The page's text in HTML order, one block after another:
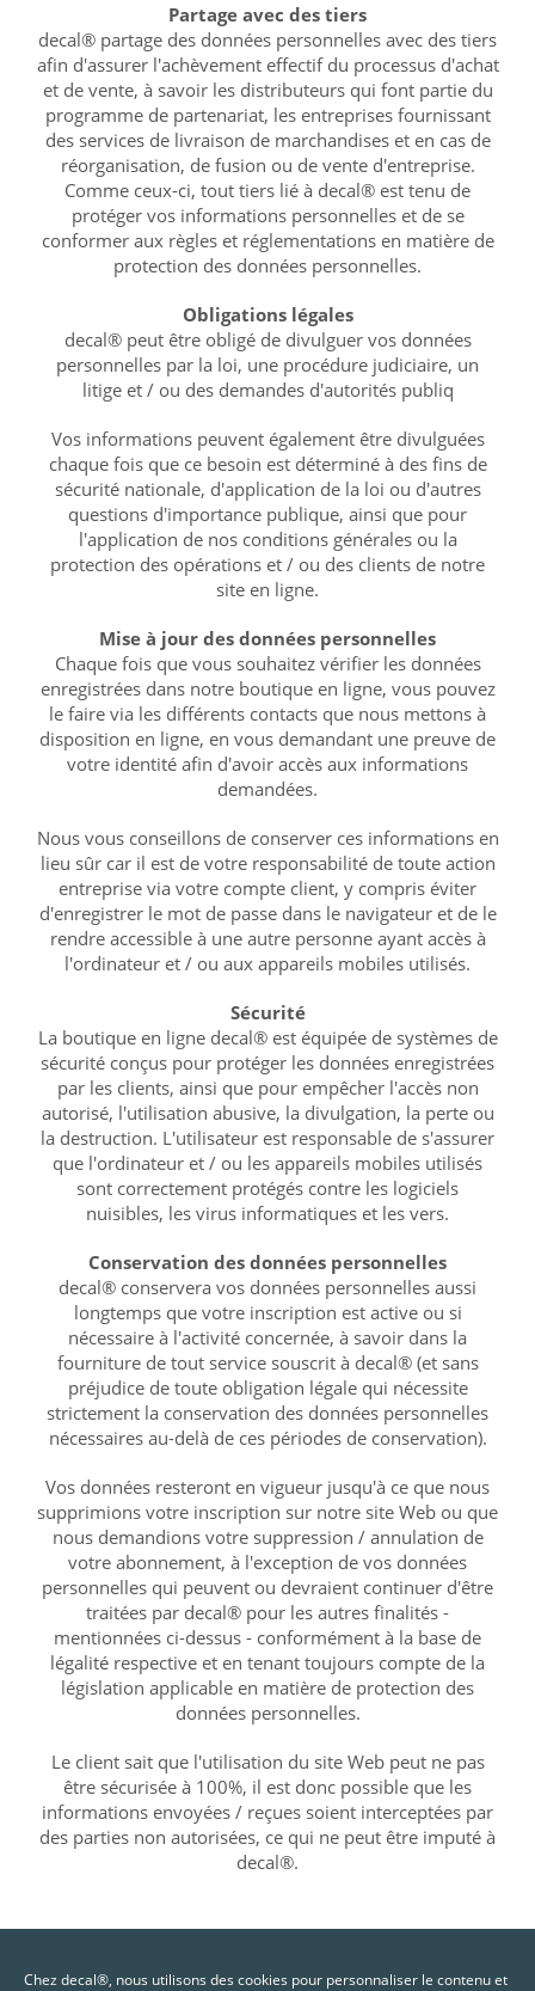
Partage avec des tiers
decal® partage des données personnelles avec des tiers
afin d'assurer l'achèvement effectif du processus d'achat
et de vente, à savoir les distributeurs qui font partie du
programme de partenariat, les entreprises fournissant
des services de livraison de marchandises et en cas de
réorganisation, de fusion ou de vente d'entreprise.
Comme ceux-ci, tout tiers lié à decal® est tenu de
protéger vos informations personnelles et de se
conformer aux règles et réglementations en matière de
protection des données personnelles.
Obligations légales
decal® peut être obligé de divulguer vos données
personnelles par la loi, une procédure judiciaire, un
litige et / ou des demandes d'autorités publiq
Vos informations peuvent également être divulguées
chaque fois que ce besoin est déterminé à des fins de
sécurité nationale, d'application de la loi ou d'autres
questions d'importance publique, ainsi que pour
l'application de nos conditions générales ou la
protection des opérations et / ou des clients de notre
site en ligne.
Mise à jour des données personnelles
Chaque fois que vous souhaitez vérifier les données
enregistrées dans notre boutique en ligne, vous pouvez
le faire via les différents contacts que nous mettons à
disposition en ligne, en vous demandant une preuve de
votre identité afin d'avoir accès aux informations
demandées.
Nous vous conseillons de conserver ces informations en
lieu sûr car il est de votre responsabilité de toute action
entreprise via votre compte client, y compris éviter
d'enregistrer le mot de passe dans le navigateur et de le
rendre accessible à une autre personne ayant accès à
l'ordinateur et / ou aux appareils mobiles utilisés.
Sécurité
La boutique en ligne decal® est équipée de systèmes de
sécurité conçus pour protéger les données enregistrées
par les clients, ainsi que pour empêcher l'accès non
autorisé, l'utilisation abusive, la divulgation, la perte ou
la destruction. L'utilisateur est responsable de s'assurer
que l'ordinateur et / ou les appareils mobiles utilisés
sont correctement protégés contre les logiciels
nuisibles, les virus informatiques et les vers.
Conservation des données personnelles
decal® conservera vos données personnelles aussi
longtemps que votre inscription est active ou si
nécessaire à l'activité concernée, à savoir dans la
fourniture de tout service souscrit à decal® (et sans
préjudice de toute obligation légale qui nécessite
strictement la conservation des données personnelles
nécessaires au-delà de ces périodes de conservation).
Vos données resteront en vigueur jusqu'à ce que nous
supprimions votre inscription sur notre site Web ou que
nous demandions votre suppression / annulation de
votre abonnement, à l'exception de vos données
personnelles qui peuvent ou devraient continuer d'être
traitées par decal® pour les autres finalités -
mentionnées ci-dessus - conformément à la base de
légalité respective et en tenant toujours compte de la
législation applicable en matière de protection des
données personnelles.
Le client sait que l'utilisation du site Web peut ne pas
être sécurisée à 100%, il est donc possible que les
informations envoyées / reçues soient interceptées par
des parties non autorisées, ce qui ne peut être imputé à
decal®.
Chez decal®, nous utilisons des cookies pour personnaliser le contenu et